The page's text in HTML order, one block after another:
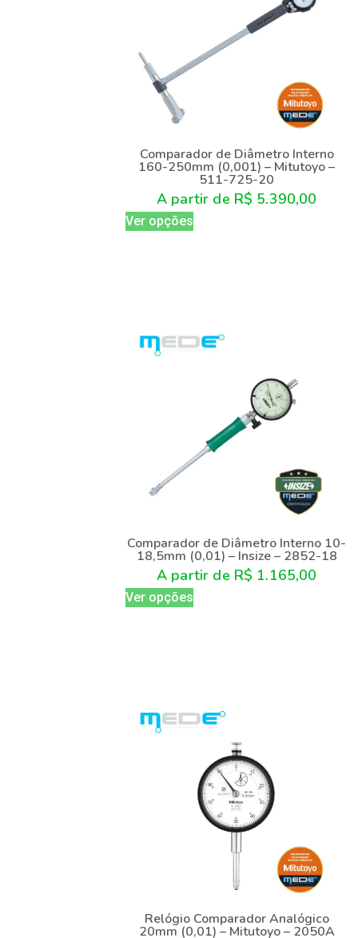
Comparador de Diâmetro Interno
160-250mm (0,001) – Mitutoyo –
511-725-20
A partir de R$ 5.390,00
Ver opções
Comparador de Diâmetro Interno 10-
18,5mm (0,01) – Insize – 2852-18
A partir de R$ 1.165,00
Ver opções
Relógio Comparador Analógico
20mm (0,01) – Mitutoyo – 2050A